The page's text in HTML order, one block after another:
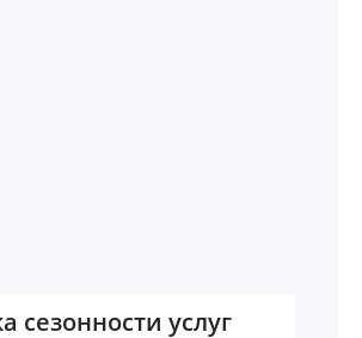
сезонности услуг